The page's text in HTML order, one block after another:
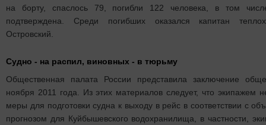
на борту, спаслось 79, погибли 122 человека, в том
подтверждена. Среди погибших оказался капитан
Островский.
Судно - на распил, виновных - в тюрьму
Общественная палата России представила заключение
ноября 2011 года. Из этих материалов следует, что экипажем
меры для подготовки судна к выходу в рейс в соответствии с
прогнозом для Куйбышевского водохранилища, в частности,